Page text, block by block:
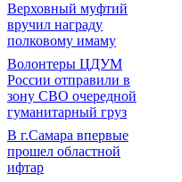
Верховный муфтий
вручил награду
полковому имаму
Волонтеры ЦДУМ
России отправили в
зону СВО очередной
гуманитарный груз
В г.Самара впервые
прошел областной
ифтар